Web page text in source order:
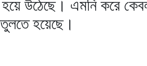
উঠেছে। এমনি করে
হয়েছে।